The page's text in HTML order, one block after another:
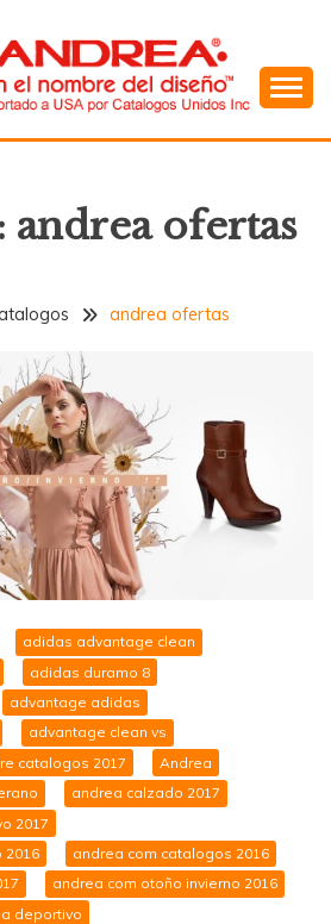
andrea ofertas
andrea ofertas
adidas advantage clean
adidas duramo 8
advantage adidas
advantage clean vs
catalogos 2017
Andrea
andrea calzado 2017
2017
2016
andrea com catalogos 2016
andrea com otoño invierno 2016
deportivo